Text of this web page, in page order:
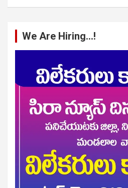
We Are Hiring…!